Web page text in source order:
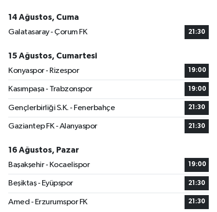
14 Ağustos, Cuma
Galatasaray - Çorum FK
21:30
15 Ağustos, Cumartesi
Konyaspor - Rizespor
19:00
Kasımpaşa - Trabzonspor 19:00
Gençlerbirliği S.K. - Fenerbahçe 21:30
Gaziantep FK - Alanyaspor 21:30
16 Ağustos, Pazar
Başakşehir - Kocaelispor
19:00
Beşiktaş - Eyüpspor 21:30
Amed - Erzurumspor FK 21:30